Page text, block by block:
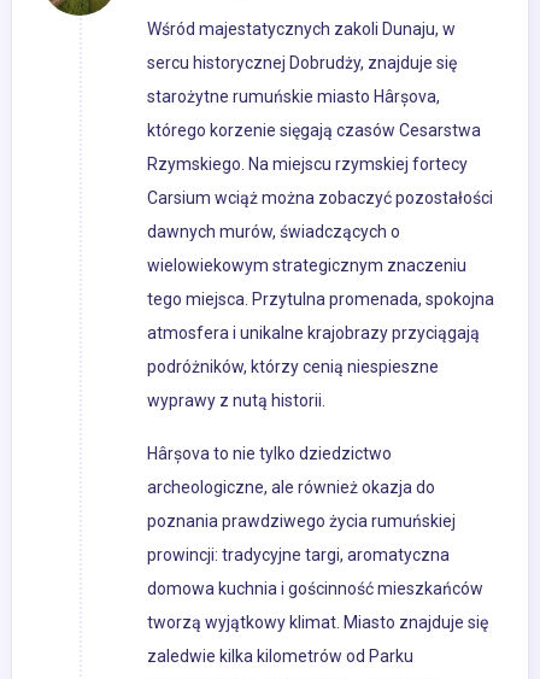
Wśród majestatycznych zakoli Dunaju, w
sercu historycznej Dobrudży, znajduje się
starożytne rumuńskie miasto Hârșova,
którego korzenie sięgają czasów Cesarstwa
Rzymskiego. Na miejscu rzymskiej fortecy
Carsium wciąż można zobaczyć pozostałości
dawnych murów, świadczących o
wielowiekowym strategicznym znaczeniu
tego miejsca. Przytulna promenada, spokojna
atmosfera i unikalne krajobrazy przyciągają
podróżników, którzy cenią niespieszne
wyprawy z nutą historii.
Hârșova to nie tylko dziedzictwo
archeologiczne, ale również okazja do
poznania prawdziwego życia rumuńskiej
prowincji: tradycyjne targi, aromatyczna
domowa kuchnia i gościnność mieszkańców
tworzą wyjątkowy klimat. Miasto znajduje się
zaledwie kilka kilometrów od Parku